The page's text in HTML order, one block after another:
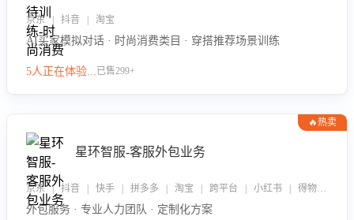
京东 | 抖音 | 淘宝
AI买家模拟对话 · 时尚消费类目 · 穿搭推荐场景训练
5人正在体验...已售299+
🔥热卖
星环智服-客服外包业务
京东 | 抖音 | 快手 | 拼多多 | 淘宝 | 跨平台 | 小红书 | 得物 | 企业微信
外包服务 · 专业人力团队 · 定制化方案